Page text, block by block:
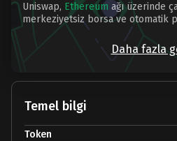
Uniswap, Ethereum ağı üzerinde
merkeziyetsiz borsa ve otomatik
Daha fazla
Temel bilgi
Token